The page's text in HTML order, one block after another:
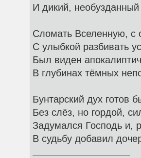
И дикий,
Сломать Вселенную, с
С улыбкой разбивать
Был виден
В глубинах тёмных
Бунтарский дух готов
Без слёз, но гордой,
Задумался Господь и,
В судьбу добавил